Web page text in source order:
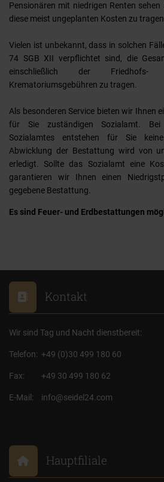
Pensionären mit niedrigen Renten
diese meist ungeplanten Kosten zu
Vielen ist unbekannt, dass in solchen
74 SGB XII verpflichtet sind, die
einschließlich der Friedhofs-
Krematoriumsgebühren zu tragen.
Als besonderen Service bieten wir Ihnen
für Sie zuständigen Sozialamt. Bei
Sozialamtes entstehen für Sie
Abwicklung der Bestattung wird von
erledigt. Sollte das Sozialamt eine
garantieren wir Ihnen einen
gegebene Bestattung.
Es sind Feuer- und Erdbestattungen
Kontakt
Wir sind Tag und Nacht dienstbereit:
Telefon: +49 (0)30 499 180 60
Fax: +49 30 499 180 62
E-Mail: info@seidel24.com
Hauptfiliale